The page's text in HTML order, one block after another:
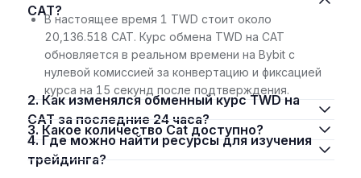
CAT?
В настоящее время 1 TWD стоит около
20,136.518 CAT. Курс обмена TWD на CAT
обновляется в реальном времени на Bybit с
нулевой комиссией за конвертацию и фиксацией
курса на 15 секунд после подтверждения.
2. Как изменялся обменный курс TWD на
CAT за последние 24 часа?
3. Какое количество Cat доступно?
4. Где можно найти ресурсы для изучения
трейдинга?